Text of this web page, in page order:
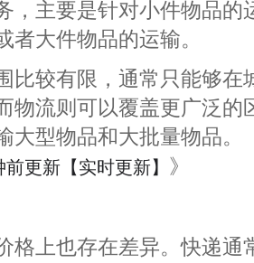
，主要是针对小件物品的
者大件物品的运输。
比较有限，通常只能够在
物流则可以覆盖更广泛的
大型物品和大批量物品。
更新【实时更新】 》
格上也存在差异。快递通